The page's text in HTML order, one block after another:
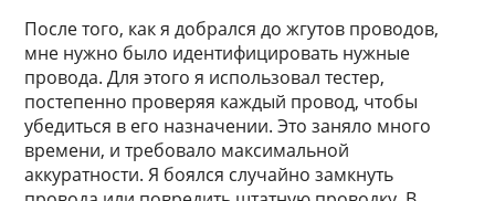
После того, как я добрался до жгутов проводов,
мне нужно было идентифицировать нужные
провода. Для этого я использовал тестер,
постепенно проверяя каждый провод, чтобы
убедиться в его назначении. Это заняло много
времени, и требовало максимальной
аккуратности. Я боялся случайно замкнуть